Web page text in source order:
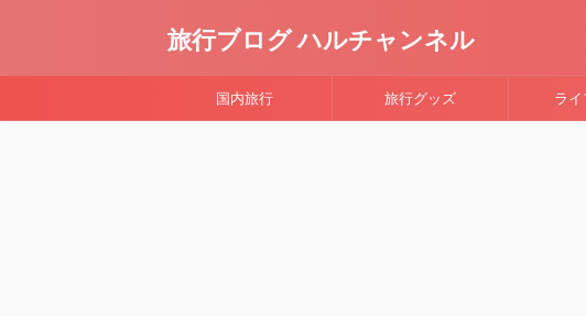
旅行ブログ ハルチャンネル
国内旅行 旅行グッズ ライ